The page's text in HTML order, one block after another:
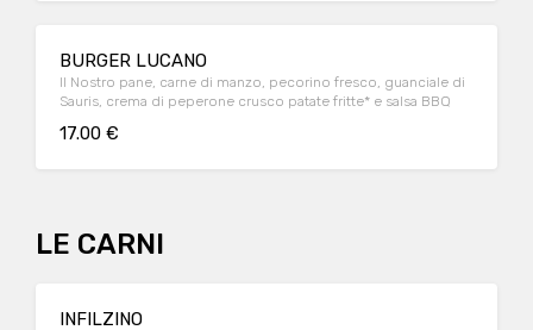
BURGER LUCANO
Il Nostro pane, carne di manzo, pecorino fresco, guanciale di
Sauris, crema di peperone crusco patate fritte* e salsa BBQ
17.00 €
LE CARNI
INFILZINO